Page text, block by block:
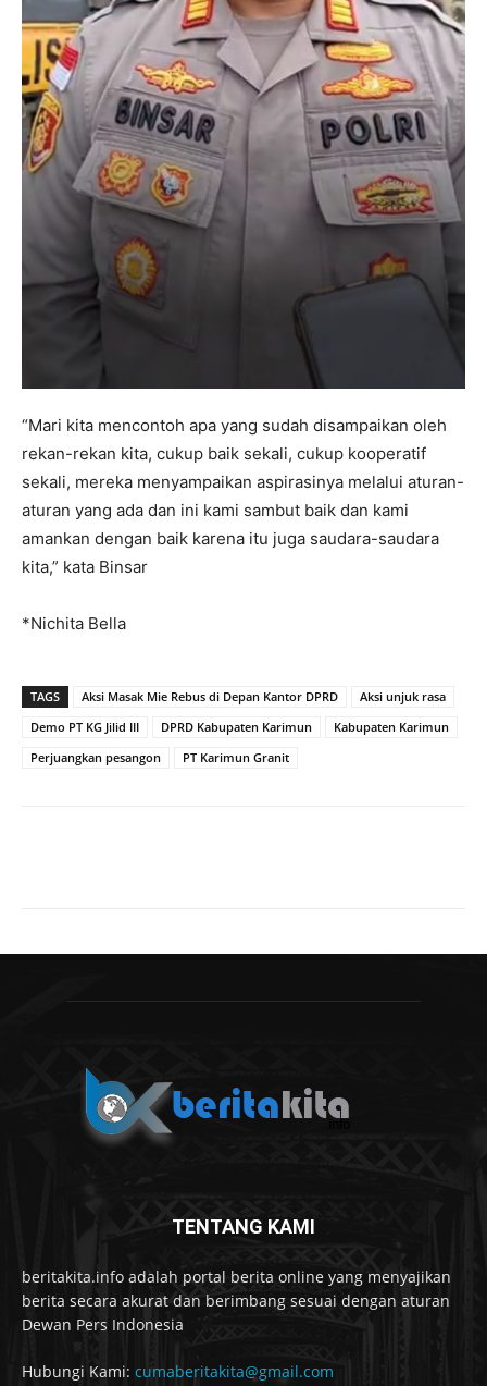
“Mari kita mencontoh apa yang sudah disampaikan oleh
rekan-rekan kita, cukup baik sekali, cukup kooperatif
sekali, mereka menyampaikan aspirasinya melalui aturan-
aturan yang ada dan ini kami sambut baik dan kami
amankan dengan baik karena itu juga saudara-saudara
kita,” kata Binsar
*Nichita Bella
TAGS Aksi Masak Mie Rebus di Depan Kantor DPRD
Aksi unjuk rasa
Demo PT KG Jilid III
DPRD Kabupaten Karimun
Kabupaten Karimun
Perjuangkan pesangon
PT Karimun Granit
TENTANG KAMI
beritakita.info adalah portal berita online yang menyajikan
berita secara akurat dan berimbang sesuai dengan aturan
Dewan Pers Indonesia
Hubungi Kami: cumaberitakita@gmail.com